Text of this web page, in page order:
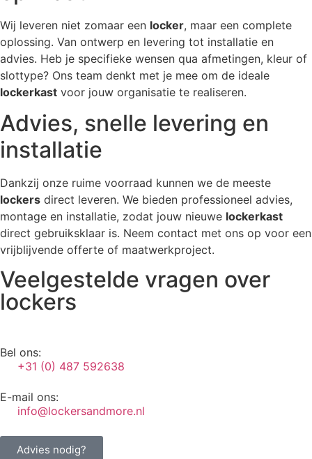
Wij leveren niet zomaar een locker, maar een complete
oplossing. Van ontwerp en levering tot installatie en
advies. Heb je specifieke wensen qua afmetingen, kleur of
slottype? Ons team denkt met je mee om de ideale
lockerkast voor jouw organisatie te realiseren.
Advies, snelle levering en
installatie
Dankzij onze ruime voorraad kunnen we de meeste
lockers direct leveren. We bieden professioneel advies,
montage en installatie, zodat jouw nieuwe lockerkast
direct gebruiksklaar is. Neem contact met ons op voor een
vrijblijvende offerte of maatwerkproject.
Veelgestelde vragen over
lockers
Bel ons:
+31 (0) 487 592638
E-mail ons:
info@lockersandmore.nl
Advies nodig?